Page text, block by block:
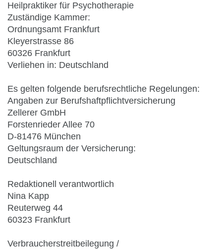
Heilpraktiker für Psychotherapie
Zuständige Kammer:
Ordnungsamt Frankfurt
Kleyerstrasse 86
60326 Frankfurt
Verliehen in: Deutschland
Es gelten folgende berufsrechtliche Regelungen:
Angaben zur Berufshaftpflichtversicherung
Zellerer GmbH
Forstenrieder Allee 70
D-81476 München
Geltungsraum der Versicherung:
Deutschland
Redaktionell verantwortlich
Nina Kapp
Reuterweg 44
60323 Frankfurt
Verbraucherstreitbeilegung /